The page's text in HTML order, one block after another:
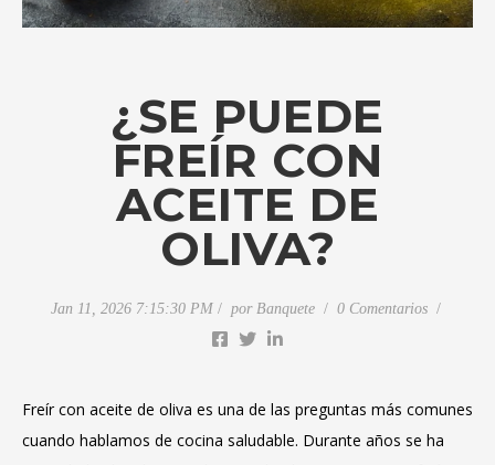
¿SE PUEDE
FREÍR CON
ACEITE DE
OLIVA?
Jan 11, 2026 7:15:30 PM por Banquete 0 Comentarios
Freír con aceite de oliva es una de las preguntas más comunes
cuando hablamos de cocina saludable. Durante años se ha